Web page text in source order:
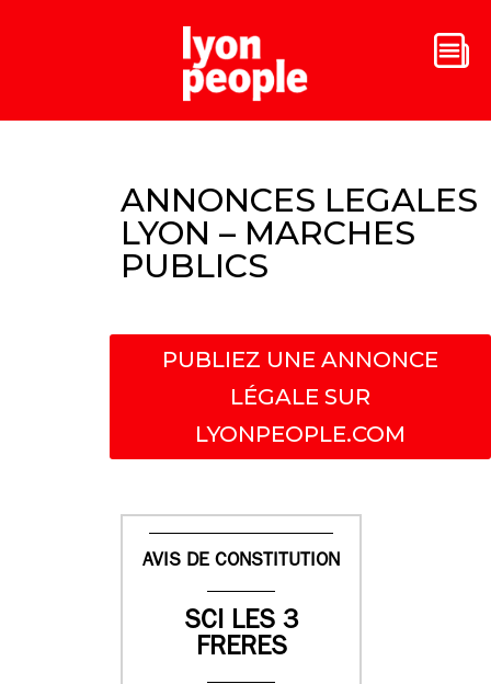
ANNONCES LEGALES
LYON – MARCHES
PUBLICS
PUBLIEZ UNE ANNONCE
LÉGALE SUR
LYONPEOPLE.COM
AVIS DE CONSTITUTION
SCI LES 3
FRERES